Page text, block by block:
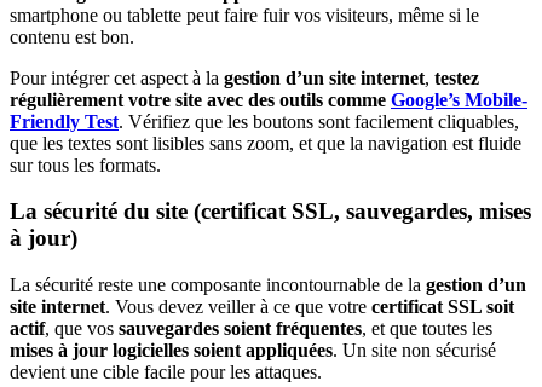
smartphone ou tablette peut faire fuir vos visiteurs, même si le
contenu est bon.
Pour intégrer cet aspect à la gestion d’un site internet, testez
régulièrement votre site avec des outils comme Google’s Mobile-
Friendly Test. Vérifiez que les boutons sont facilement cliquables,
que les textes sont lisibles sans zoom, et que la navigation est fluide
sur tous les formats.
La sécurité du site (certificat SSL, sauvegardes, mises
à jour)
La sécurité reste une composante incontournable de la gestion d’un
site internet. Vous devez veiller à ce que votre certificat SSL soit
actif, que vos sauvegardes soient fréquentes, et que toutes les
mises à jour logicielles soient appliquées. Un site non sécurisé
devient une cible facile pour les attaques.